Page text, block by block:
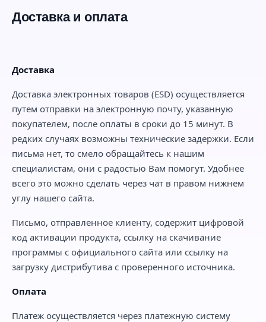
Доставка и оплата
Доставка
Доставка электронных товаров (ESD) осуществляется
путем отправки на электронную почту, указанную
покупателем, после оплаты в сроки до 15 минут. В
редких случаях возможны технические задержки. Если
письма нет, то смело обращайтесь к нашим
специалистам, они с радостью Вам помогут. Удобнее
всего это можно сделать через чат в правом нижнем
углу нашего сайта.
Письмо, отправленное клиенту, содержит цифровой
код активации продукта, ссылку на скачивание
программы с официального сайта или ссылку на
загрузку дистрибутива с проверенного источника.
Оплата
Платеж осуществляется через платежную систему